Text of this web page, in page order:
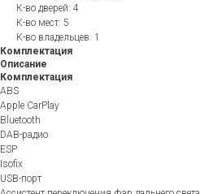
К-во дверей: 4
К-во мест: 5
К-во владельцев: 1
Комплектация
Описание
Комплектация
ABS
Apple CarPlay
Bluetooth
DAB-радио
ESP
Isofix
USB-порт